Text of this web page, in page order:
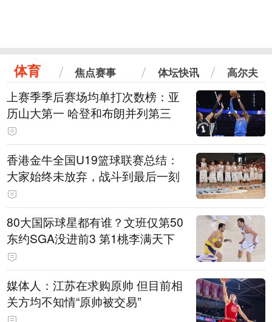
体育 焦点赛事 体坛快讯 高尔夫
上赛季季后赛场均单打次数榜：亚
历山大第一 哈登和布朗并列第三
香港金牛全国U19篮球联赛总结：
大家始终未放弃，战斗到最后一刻
80大国际球星都有谁？文班仅第50
东约SGA没进前3 第1桃李满天下
媒体人：江苏在求购原帅 但目前相
关方均不知情“原帅被交易”